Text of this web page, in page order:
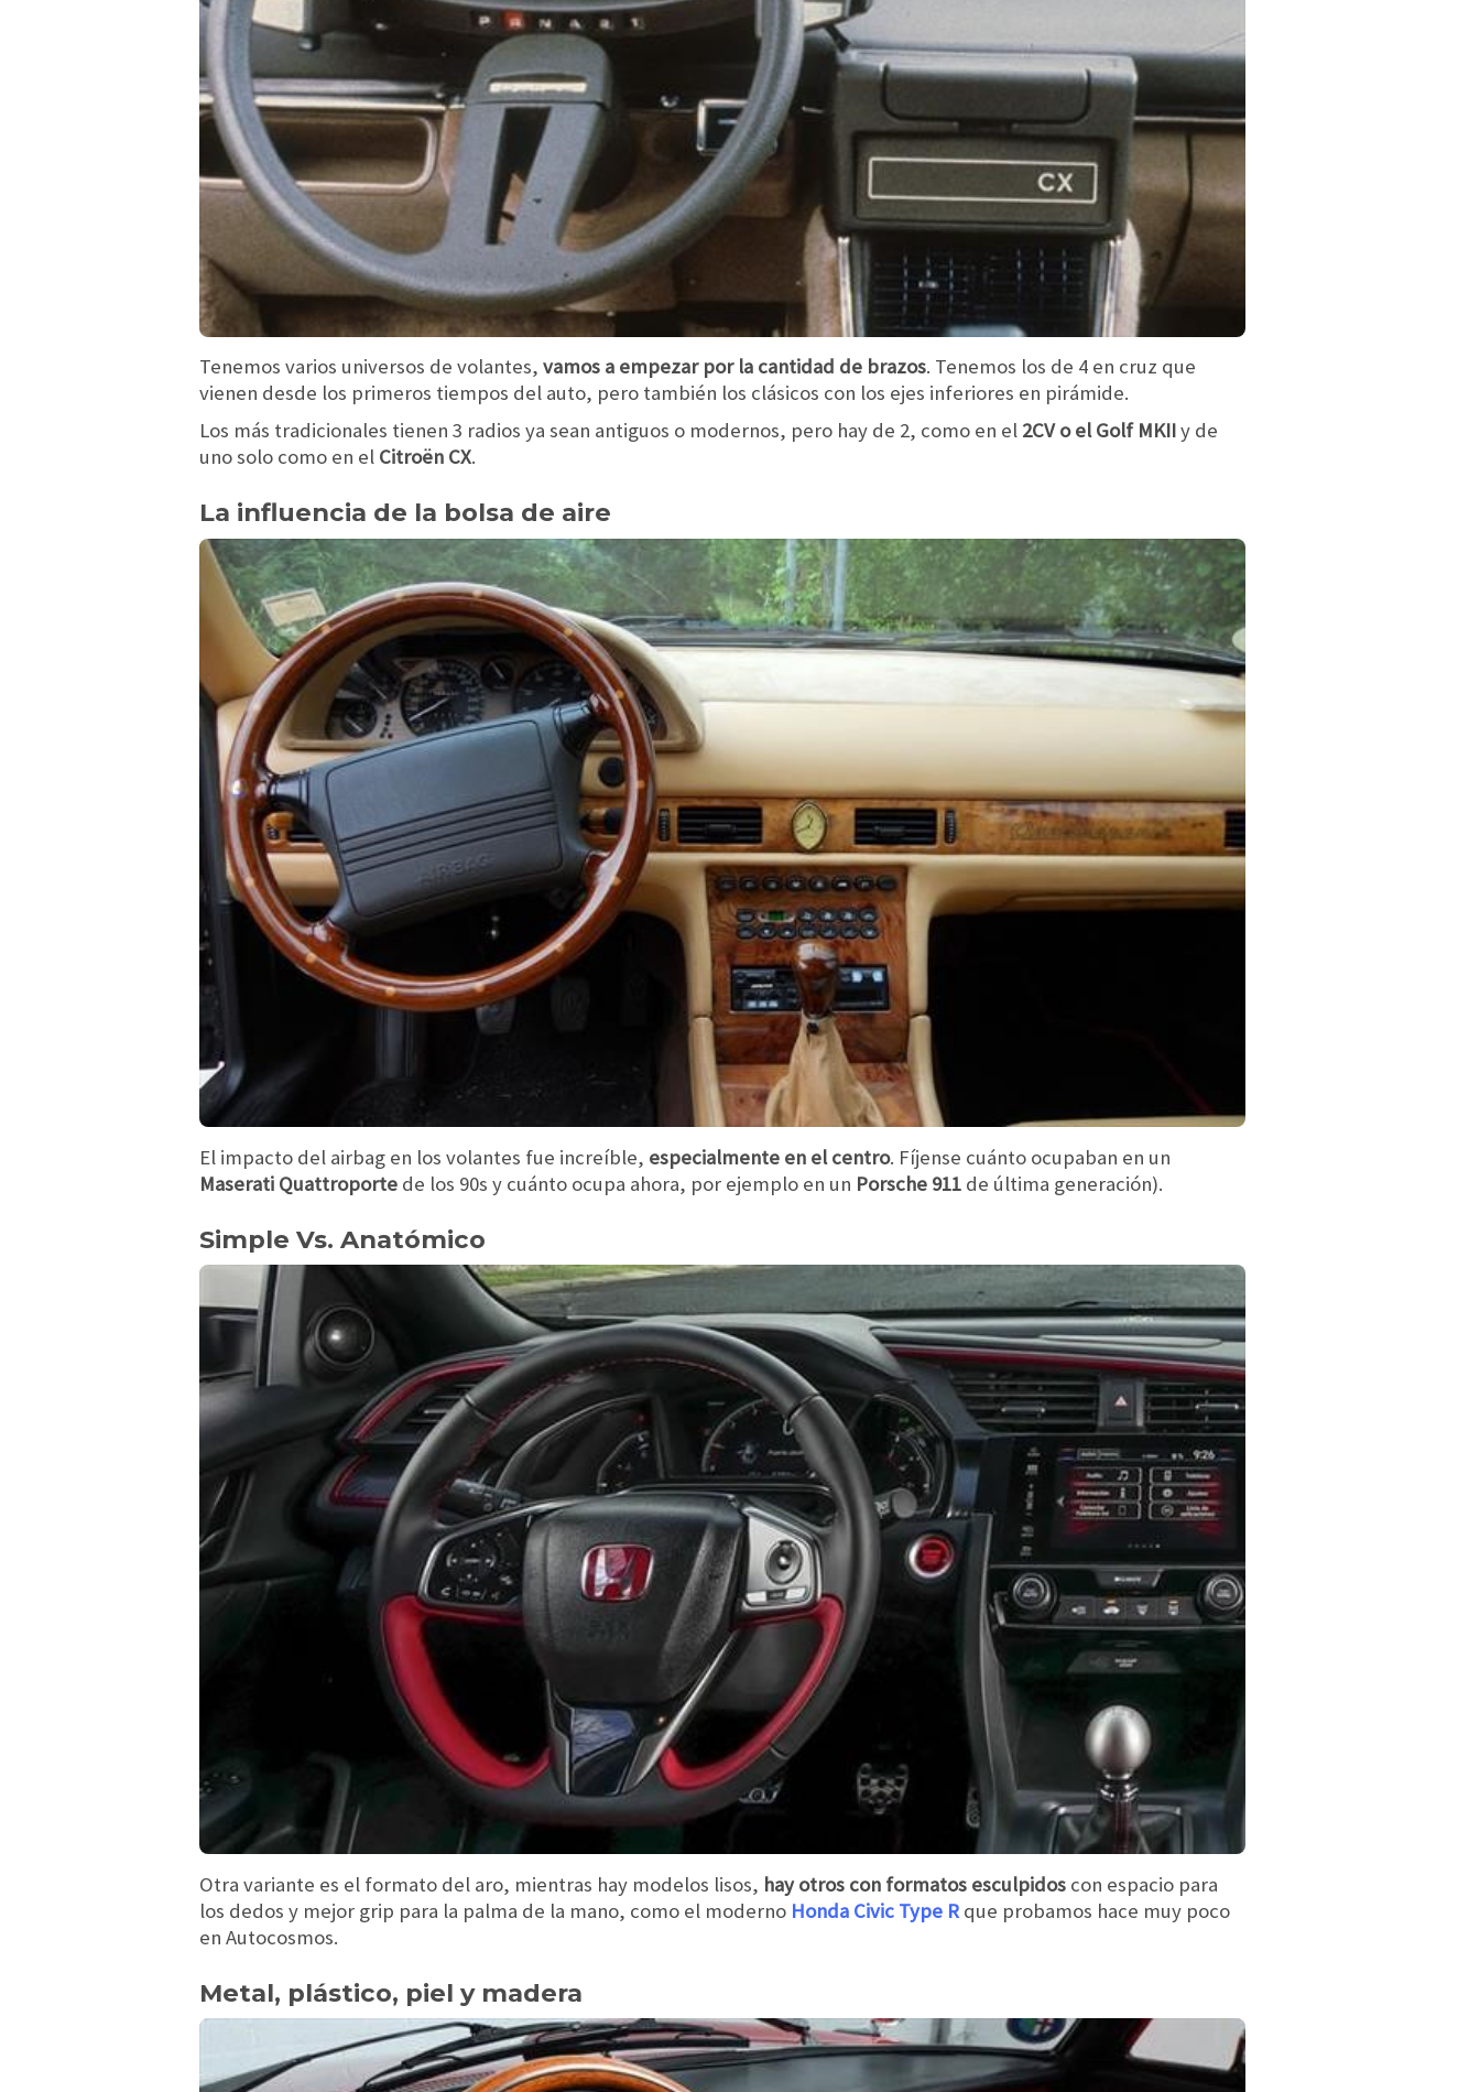
Tenemos varios universos de volantes, vamos a empezar por la cantidad de brazos. Tenemos los de 4 en cruz que
vienen desde los primeros tiempos del auto, pero también los clásicos con los ejes inferiores en pirámide.
Los más tradicionales tienen 3 radios ya sean antiguos o modernos, pero hay de 2, como en el 2CV o el Golf MKIIy de
uno solo como en el Citroën CX.
La influencia de la bolsa de aire
El impacto del airbag en los volantes fue increíble, especialmente en el centro. Fíjense cuánto ocupaban en un
Maserati Quattroporte de los 90s y cuánto ocupa ahora, por ejemplo en un Porsche 911 de última generación).
Simple Vs. Anatómico
Otra variante es el formato del aro, mientras hay modelos lisos, hay otros con formatos esculpidos con espacio para
los dedos y mejor grip para la palma de la mano, como el moderno Honda Civic Type R que probamos hace muy poco
en Autocosmos.
Metal, plástico, piel y madera